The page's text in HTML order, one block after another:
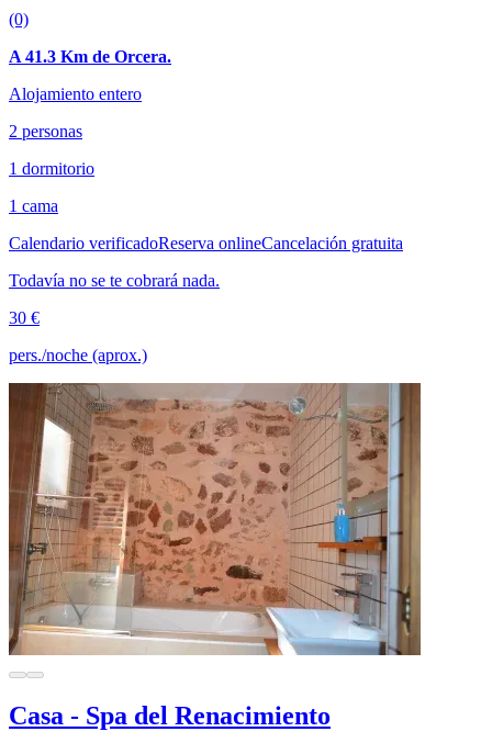
(0)
A 41.3 Km de Orcera.
Alojamiento entero
2 personas
1 dormitorio
1 cama
Calendario verificadoReserva onlineCancelación gratuita
Todavía no se te cobrará nada.
30 €
pers./noche (aprox.)
Casa - Spa del Renacimiento